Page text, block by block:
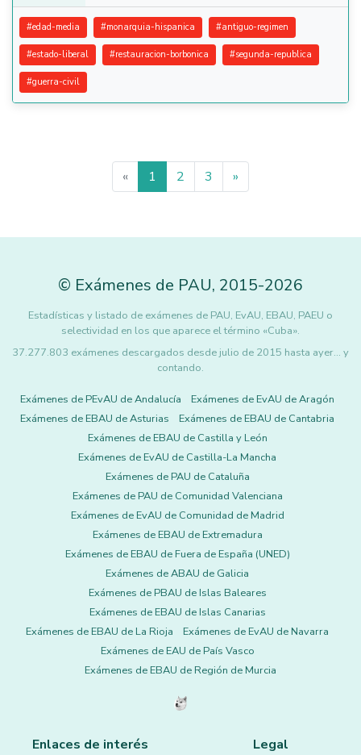
#edad-media #monarquia-hispanica #antiguo-regimen
#estado-liberal #restauracion-borbonica #segunda-republica
#guerra-civil
« 1 2 3 »
© Exámenes de PAU, 2015-2026
Estadísticas y listado de exámenes de PAU, EvAU, EBAU, PAEU o
selectividad en los que aparece el término «Cuba».
37.277.803 exámenes descargados desde julio de 2015 hasta ayer... y
contando.
Exámenes de PEvAU de Andalucía
Exámenes de EvAU de Aragón
Exámenes de EBAU de Asturias
Exámenes de EBAU de Cantabria
Exámenes de EBAU de Castilla y León
Exámenes de EvAU de Castilla-La Mancha
Exámenes de PAU de Cataluña
Exámenes de PAU de Comunidad Valenciana
Exámenes de EvAU de Comunidad de Madrid
Exámenes de EBAU de Extremadura
Exámenes de EBAU de Fuera de España (UNED)
Exámenes de ABAU de Galicia
Exámenes de PBAU de Islas Baleares
Exámenes de EBAU de Islas Canarias
Exámenes de EBAU de La Rioja
Exámenes de EvAU de Navarra
Exámenes de EAU de País Vasco
Exámenes de EBAU de Región de Murcia
Enlaces de interés Legal